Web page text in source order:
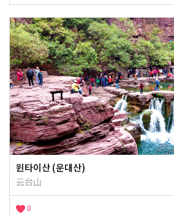
윈타이산 (운대산)
云台山
0